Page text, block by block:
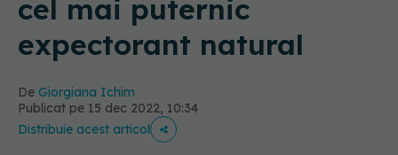
cel mai puternic
expectorant natural
De Giorgiana Ichim
Publicat pe 15 dec 2022, 10:34
Distribuie acest articol